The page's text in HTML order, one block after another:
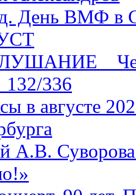
День ВМФ в
_
336
в августе
А.В.